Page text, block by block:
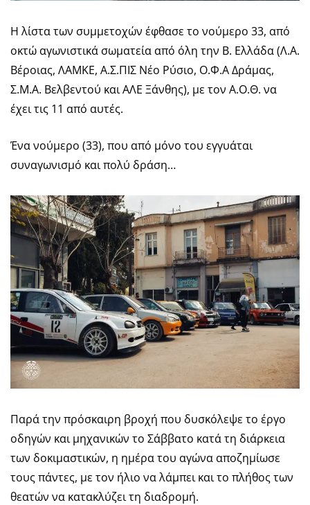
Η λίστα των συμμετοχών έφθασε το νούμερο 33, από
οκτώ αγωνιστικά σωματεία από όλη την Β. Ελλάδα (Λ.Α.
Βέροιας, ΛΑΜΚΕ, Α.Σ.ΠΙΣ Νέο Ρύσιο, Ο.Φ.Α Δράμας,
Σ.Μ.Α. Βελβεντού και ΑΛΕ Ξάνθης), με τον Α.Ο.Θ. να
έχει τις 11 από αυτές.
Ένα νούμερο (33), που από μόνο του εγγυάται
συναγωνισμό και πολύ δράση…
Παρά την πρόσκαιρη βροχή που δυσκόλεψε το έργο
οδηγών και μηχανικών το Σάββατο κατά τη διάρκεια
των δοκιμαστικών, η ημέρα του αγώνα αποζημίωσε
τους πάντες, με τον ήλιο να λάμπει και το πλήθος των
θεατών να κατακλύζει τη διαδρομή.